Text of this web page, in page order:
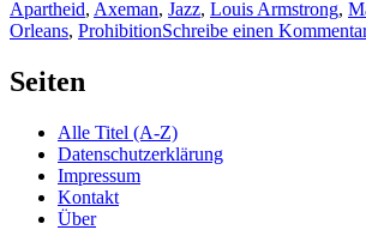
Apartheid, Axeman, Jazz, Louis Armstrong,
Orleans, ProhibitionSchreibe einen
Seiten
Alle Titel (A-Z)
Datenschutzerklärung
Impressum
Kontakt
Über